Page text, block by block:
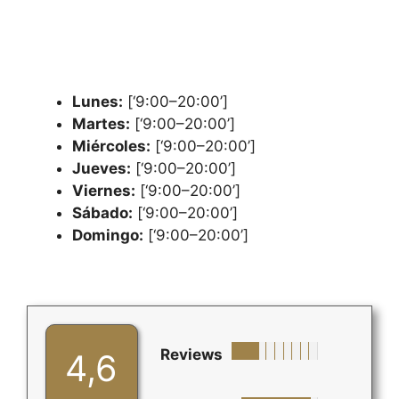
Lunes: [‘9:00–20:00’]
Martes: [‘9:00–20:00’]
Miércoles: [‘9:00–20:00’]
Jueves: [‘9:00–20:00’]
Viernes: [‘9:00–20:00’]
Sábado: [‘9:00–20:00’]
Domingo: [‘9:00–20:00’]
4,6 Reviews